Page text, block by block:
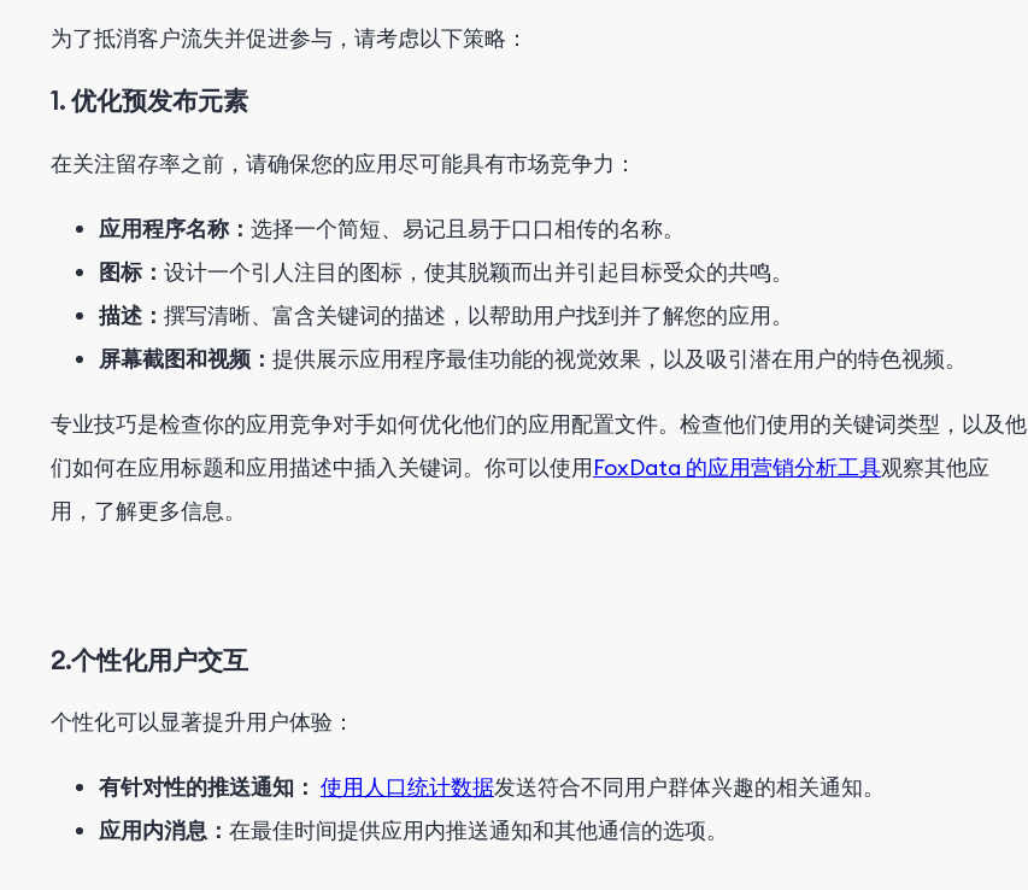
为了抵消客户流失并促进参与，请考虑以下策略：
1. 优化预发布元素
在关注留存率之前，请确保您的应用尽可能具有市场竞争力：
应用程序名称： 选择一个简短、易记且易于口口相传的名称。
图标： 设计一个引人注目的图标，使其脱颖而出并引起目标受众的共鸣。
描述： 撰写清晰、富含关键词的描述，以帮助用户找到并了解您的应用。
屏幕截图和视频： 提供展示应用程序最佳功能的视觉效果，以及吸引潜在用户的特色视频。
专业技巧是检查你的应用竞争对手如何优化他们的应用配置文件。检查他们使用的关键词类型，以及他
们如何在应用标题和应用描述中插入关键词。你可以使用FoxData 的应用营销分析工具观察其他应
用，了解更多信息。
2.个性化用户交互
个性化可以显著提升用户体验：
有针对性的推送通知： 使用人口统计数据发送符合不同用户群体兴趣的相关通知。
应用内消息： 在最佳时间提供应用内推送通知和其他通信的选项。